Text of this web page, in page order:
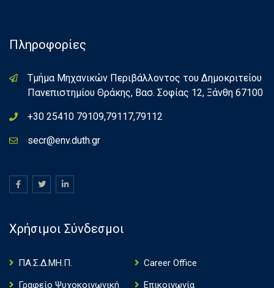
Πληροφορίες
Τμήμα Μηχανικών Περιβάλλοντος του Δημοκριτείου
Πανεπιστημίου Θράκης, Βασ. Σοφίας 12, Ξάνθη 67100
+30 25410 79109,79117,79112
secr@env.duth.gr
Χρήσιμοι Σύνδεσμοι
ΠΑ.Σ.Δ.ΜΗ.Π.
Career Office
Γραφείο Ψυχοκοινωνική
Επικοινωνία